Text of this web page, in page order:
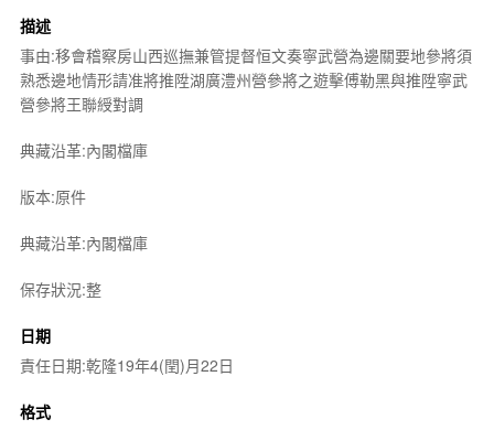
描述
事由:移會稽察房山西巡撫兼管提督恒文奏寧武營為邊關要地參將須
熟悉邊地情形請准將推陞湖廣澧州營參將之遊擊傅勒黑與推陞寧武
營參將王聯綬對調
典藏沿革:內閣檔庫
版本:原件
典藏沿革:內閣檔庫
保存狀況:整
日期
責任日期:乾隆19年4(閏)月22日
格式